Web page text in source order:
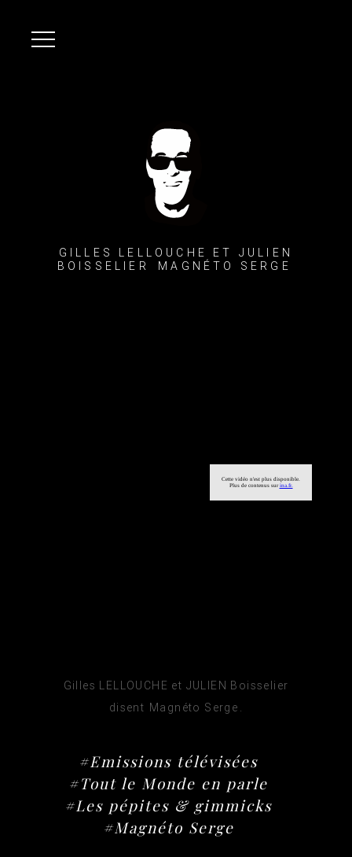
GILLES LELLOUCHE ET JULIEN
BOISSELIER MAGNÉTO SERGE
Gilles LELLOUCHE et JULIEN Boisselier
disent Magnéto Serge.
#Emissions télévisées
#Tout le Monde en parle
#Les pépites & gimmicks
#Magnéto Serge